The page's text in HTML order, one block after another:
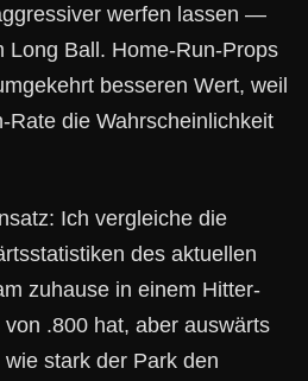
werfen lassen —
Long Ball. Home-Run-Props
besseren Wert, weil
Rate die Wahrscheinlichkeit
Ich vergleiche die
des aktuellen
zuhause in einem Hitter-
.800 hat, aber auswärts
stark der Park den